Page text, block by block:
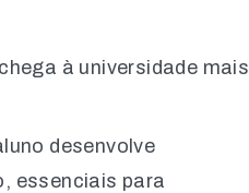
à universidade mais
desenvolve
essenciais para